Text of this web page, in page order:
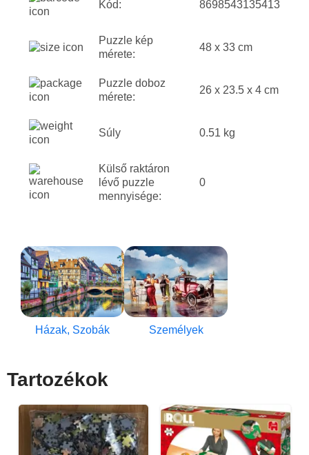
Kód: 8698543135413
Puzzle kép
mérete:
48 x 33 cm
Puzzle doboz
mérete:
26 x 23.5 x 4 cm
Súly 0.51 kg
Külső raktáron
lévő puzzle
mennyisége:
0
Házak, Szobák Személyek
Tartozékok